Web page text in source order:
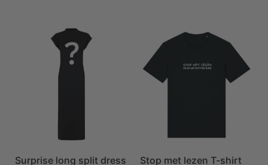
Surprise long split dress
Stop met lezen T-shirt